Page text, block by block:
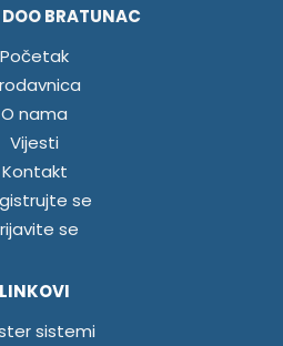
BRATUNAC
Početak
O nama
Vijesti
Kontakt
se
se
LINKOVI
sistemi